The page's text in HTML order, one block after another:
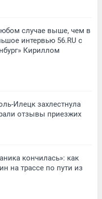
случае выше, чем в
интервью 56.RU с
Кириллом
Илецк захлестнула
отзывы приезжих
кончилась»: как
на трассе по пути из